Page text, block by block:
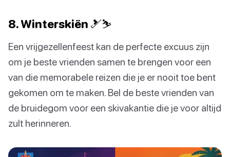
8. Winterskiën 🎿⛷️
Een vrijgezellenfeest kan de perfecte excuus zijn
om je beste vrienden samen te brengen voor een
van die memorabele reizen die je er nooit toe bent
gekomen om te maken. Bel de beste vrienden van
de bruidegom voor een skivakantie die je voor altijd
zult herinneren.